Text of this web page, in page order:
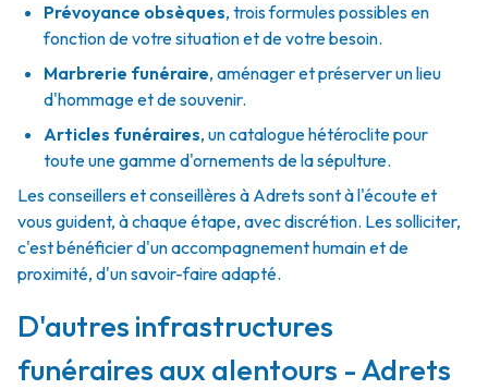
Prévoyance obsèques, trois formules possibles en
fonction de votre situation et de votre besoin.
Marbrerie funéraire, aménager et préserver un lieu
d'hommage et de souvenir.
Articles funéraires, un catalogue hétéroclite pour
toute une gamme d'ornements de la sépulture.
Les conseillers et conseillères à Adrets sont à l'écoute et
vous guident, à chaque étape, avec discrétion. Les solliciter,
c'est bénéficier d'un accompagnement humain et de
proximité, d'un savoir-faire adapté.
D'autres infrastructures
funéraires aux alentours - Adrets